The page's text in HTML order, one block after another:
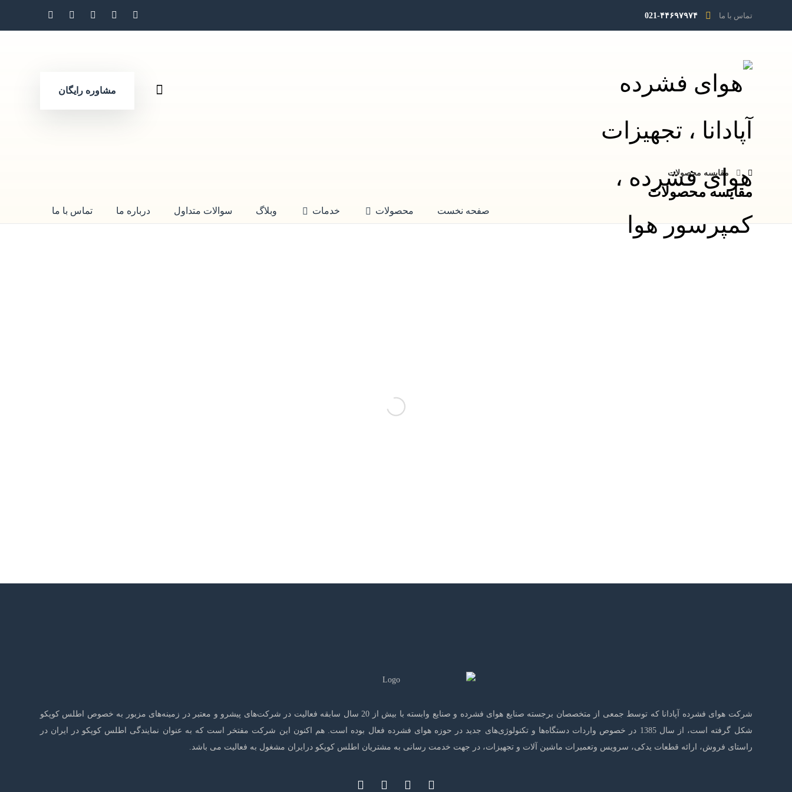
تماس با ما 021-۴۴۶۹۷۹۷۴
مشاوره رایگان
صفحه نخست محصولات خدمات وبلاگ سوالات متداول درباره ما تماس با ما
مقایسه محصولات
مقایسه محصولات
شرکت هوای فشرده آپادانا که توسط جمعی از متخصصان برجسته صنایع هوای فشرده و صنایع وابسته با بیش از 20 سال سابقه فعالیت در شرکت‌های پیشرو و معتبر در زمینه‌های مزبور به خصوص اطلس کوپکو
شکل گرفته است، از سال 1385 در خصوص واردات دستگاه‌ها و تکنولوژی‌های جدید در حوزه هوای فشرده فعال بوده است. هم اکنون این شرکت مفتخر است که به عنوان نمایندگی اطلس کوپکو در ایران در
راستای فروش، ارائه قطعات یدکی، سرویس وتعمیرات ماشین آلات و تجهیزات، در جهت خدمت رسانی به مشتریان اطلس کوپکو درایران مشغول به فعالیت می باشد.